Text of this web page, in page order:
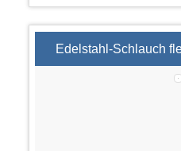
Edelstahl-Schlauch